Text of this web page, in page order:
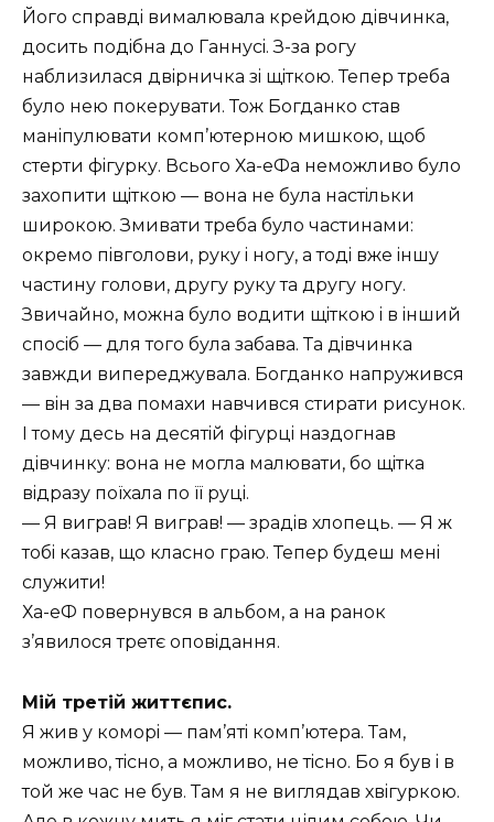
Його справдi вималювала крейдою дiвчинка,
досить подiбна до Ганнусi. З-за рогу
наблизилася двiрничка зi щiткою. Тепер треба
було нею покерувати. Тож Богданко став
манiпулювати комп’ютерною мишкою, щоб
стерти фiгурку. Всього Ха-еФа неможливо було
захопити щiткою — вона не була настiльки
широкою. Змивати треба було частинами:
окремо пiвголови, руку i ногу, а тодi вже iншу
частину голови, другу руку та другу ногу.
Звичайно, можна було водити щiткою i в iнший
спосiб — для того була забава. Та дiвчинка
завжди випереджувала. Богданко напружився
— вiн за два помахи навчився стирати рисунок.
I тому десь на десятiй фiгурцi наздогнав
дiвчинку: вона не могла малювати, бо щiтка
вiдразу поïхала по ïï руцi.
— Я виграв! Я виграв! — зрадiв хлопець. — Я ж
тобi казав, що класно граю. Тепер будеш менi
служити!
Ха-еФ повернувся в альбом, а на ранок
з’явилося третє оповiдання.
Мiй третiй життєпис.
Я жив у коморi — пам’ятi комп’ютера. Там,
можливо, тiсно, а можливо, не тiсно. Бо я був i в
той же час не був. Там я не виглядав хвiгуркою.